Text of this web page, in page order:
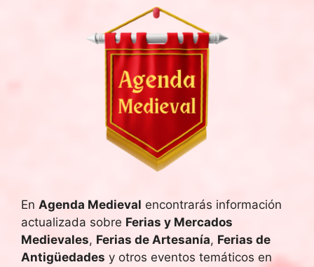
En Agenda Medieval encontrarás información
actualizada sobre Ferias y Mercados
Medievales, Ferias de Artesanía, Ferias de
Antigüedades y otros eventos temáticos en